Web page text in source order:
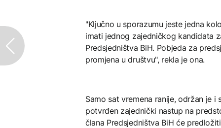
"Ključno u sporazumu jeste jedna
imati jednog zajedničkog kandidata
Predsjedništva BiH. Pobjeda za
promjena u društvu", rekla je ona.
Samo sat vremena ranije, održan je i
potvrđen zajednički nastup na
člana Predsjedništva BiH će